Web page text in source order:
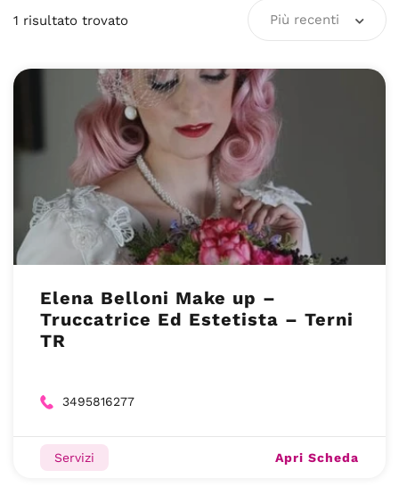
1 risultato trovato Più recenti
Elena Belloni Make up –
Truccatrice Ed Estetista – Terni
TR
3495816277
Servizi Apri Scheda